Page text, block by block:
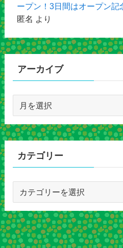
ープン！3日間はオープン記
匿名 より
アーカイブ
カ
イ
カテゴリー
ゴ
リ
ー